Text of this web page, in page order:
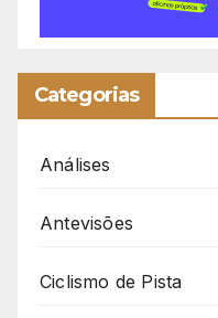
Categorias
Análises
Antevisões
Ciclismo de Pista